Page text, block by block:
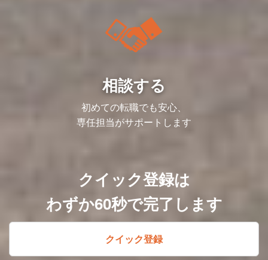
業時間を変更することがある
緒に形にしていきましょう。
＜入社後の流れ＞
入社後は全体研修を実施し、会社の理念や
でキャッチアップを進めていただきます。
即戦力としてご活躍いただけるよう、必要
に応じてサポートしますので、不明点や困
りごとは気軽に相談できる環境です。
【募集背景】
っていただく方を募集します。
介護・障害福祉業界は多くの中小零細事業
や物価高も重なり年々経営の厳しさは増し
ています。
者向けSaaS）では、購買力が低い中小零
その後は、配属部署にて実務を通じたOJT
でキャッチアップを進めていただきます。
即戦力としてご活躍いただけるよう、必要
に応じてサポートしますので、不明点や困
＜募集背景＞
会社の成長に伴い人事組織の再編を行って
おり、新たに新卒採用リーダーポジション
を配置していく予定です。同社は複数の事
業モデル・フェーズが存在し、変化し成長
し続けています。
ともに満たしていくため、各事業の状況を
深くキャッチアップしながら、採用マーケ
ットの深い理解をもとに、人・組織の観点
から事業成長への貢献をすることが必要で
す。
配属となるキャリア人材開発部では、キャ
リア事業に特化し、新卒採用・中途採用・
人事企画といった機能組織から事業成長を
・受注・売上の承認（エビデンス確認）
・請求書発行・入金業務
・事業部門からの問い合わせ対応、問題解
・J-SOX等の監査対応
・グループメンバーのマネジメント
・チーム目標の設定と達成に向けた取り組
み など
※これまでのご経験やご志向を伺いなが
ら、役割を柔軟に調整させていただきます
同社は会社に貢献できる変化や修正であれ
ば、他者への協力を惜しまない風土です。
協力的な環境で規模の大きい改修やプロジ
ェクトを率いる経験を得られます。
＜将来のキャリアパス＞
同社は一人ひとりの志向や適性を重視して
共にキャリアを築くことを目指しており、
例えば、「カイポケ」の機能の一つである
利用料の口座振替サービスでは、その集計
から振り込みまでを担い、サービスの根幹
を支えています。また、請求・入金データ
対応を円滑にし、ひいては利用者様の満足
度向上にも繋がります。
私たちの仕事は、決して目立つものではあ
りません。しかし、その一つ一つが、介護
事業者の皆様の経営を支え、地域社会全体
の安心に繋がる、非常に重要な役割を担っ
イポケ）に特化し、債権管理や得意先対応
のプロセス設計・運用を担っています。
顧客からの問い合わせ対応や、顧客サポー
ト部門との連携を通じて、お客様の声を直
接聞き、サービス改善に貢献できるのもこ
し、ルールが複雑化するという課題もあり
ます。そのため、事業を支える業務の遂行
だけでなく、組織の仕組みや枠組みを整
なお入社時は上記いずれかの組織配属を予
定しておりますが、将来的に役割や領域の
統合・拡張を見据えており、1つの組織・
にも携わって頂く可能性がございます。
以下、定常業務の一部抜粋です。
＜調達購買チーム＞
・購買フローシステムの管理
・購買関連WF承認
・オフィス飲食環境（ウォーターサーバ
ー、飲料・食品自販機など）の管理
【仕事のやりがい・働く魅力】
・会社成長/全従業員への価値提供が可能
踏まえた意思決定に携わる機会がありま
相談する
初めての転職でも安心、
専任担当がサポートします
クイック登録は
わずか60秒で完了します
クイック登録